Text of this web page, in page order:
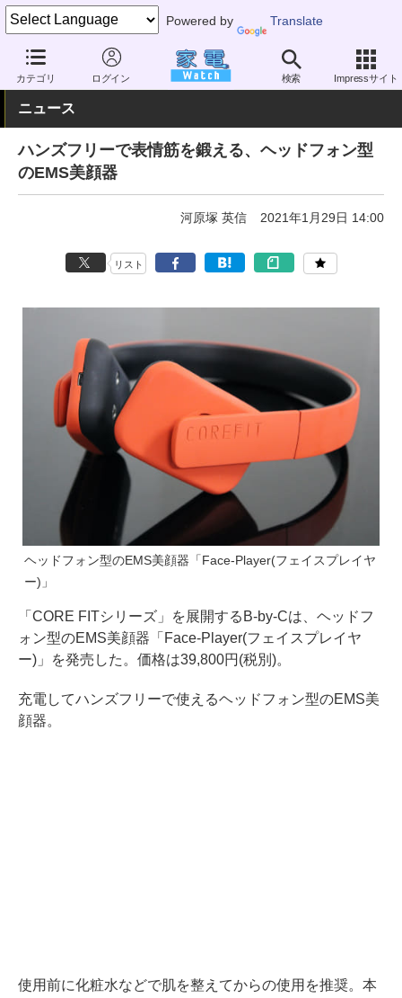
Powered by Translate
カテゴリ ログイン 検索 Impressサイト
家電 Watch ヘルスケア 美容家電
ニュース
ハンズフリーで表情筋を鍛える、ヘッドフォン型
のEMS美顔器
河原塚 英信 2021年1月29日 14:00
リスト
ヘッドフォン型のEMS美顔器「Face-Player(フェイスプレイヤ
ー)」
「CORE FITシリーズ」を展開するB-by-Cは、ヘッドフ
ォン型のEMS美顔器「Face-Player(フェイスプレイヤ
ー)」を発売した。価格は39,800円(税別)。
充電してハンズフリーで使えるヘッドフォン型のEMS美
顔器。
使用前に化粧水などで肌を整えてからの使用を推奨。本